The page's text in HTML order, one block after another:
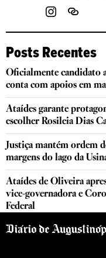
Posts Recentes
Oficialmente candidato
conta com apoios em
Ataídes garante
escolher Rosileia Dias
Justiça mantém ordem
margens do lago da
Ataídes de Oliveira
vice-governadora e
Federal